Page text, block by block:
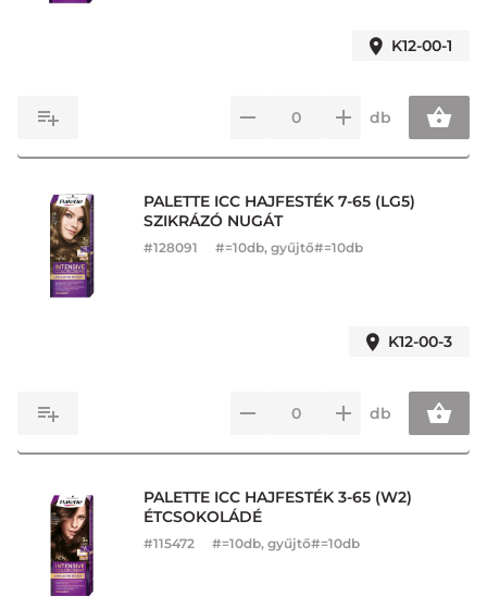
K12-00-1
db
PALETTE ICC HAJFESTÉK 7-65 (LG5)
SZIKRÁZÓ NUGÁT
#128091 #=10db, gyűjtő#=10db
K12-00-3
db
PALETTE ICC HAJFESTÉK 3-65 (W2)
ÉTCSOKOLÁDÉ
#115472 #=10db, gyűjtő#=10db